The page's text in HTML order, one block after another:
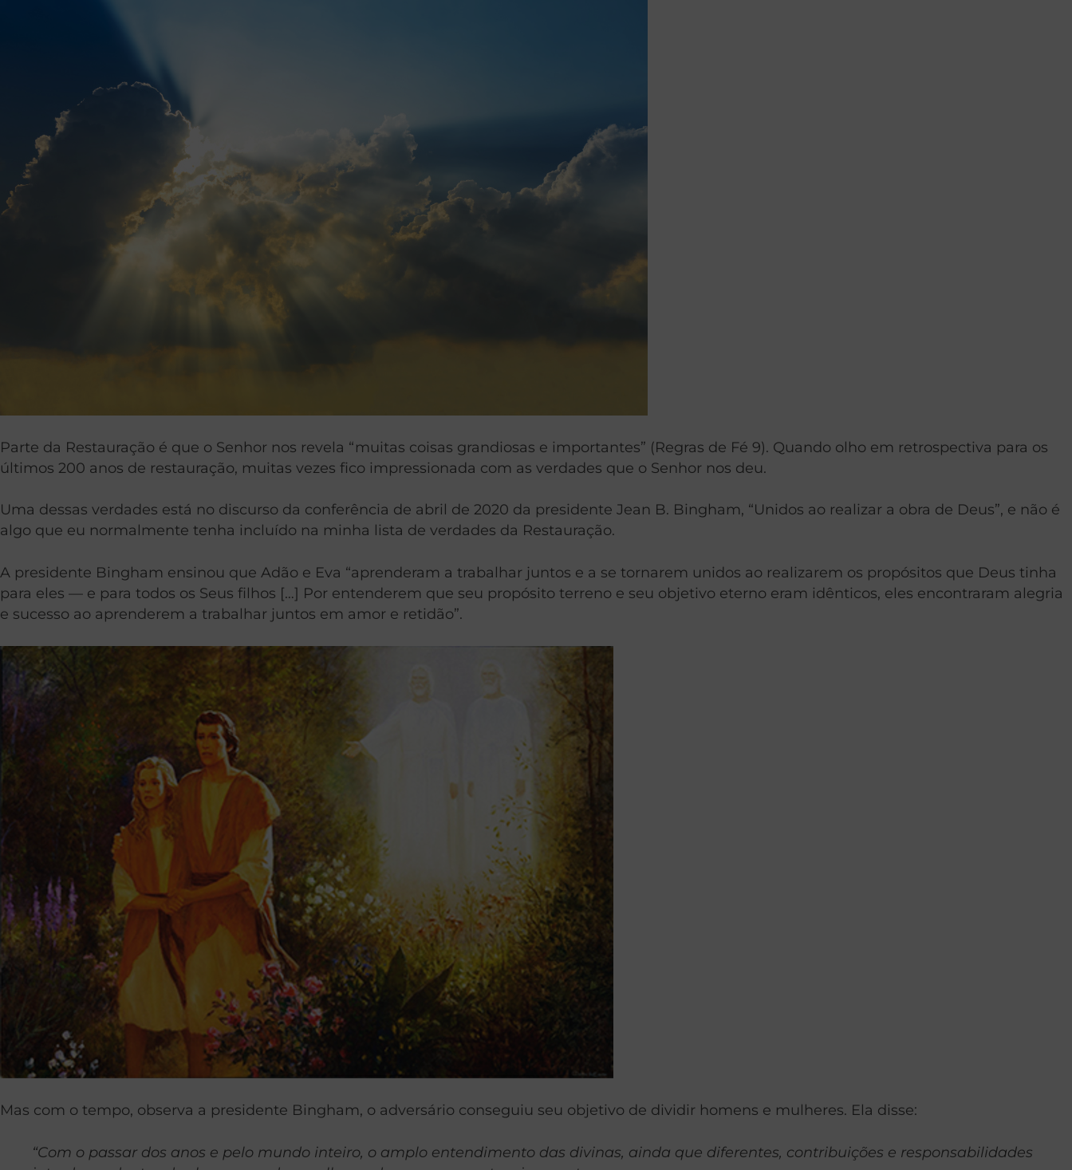
Parte da Restauração é que o Senhor nos revela “muitas coisas grandiosas e importantes” (Regras de Fé 9). Quando olho em retrospectiva para os
últimos 200 anos de restauração, muitas vezes fico impressionada com as verdades que o Senhor nos deu.
Uma dessas verdades está no discurso da conferência de abril de 2020 da presidente Jean B. Bingham, “Unidos ao realizar a obra de Deus”, e não é
algo que eu normalmente tenha incluído na minha lista de verdades da Restauração.
A presidente Bingham ensinou que Adão e Eva “aprenderam a trabalhar juntos e a se tornarem unidos ao realizarem os propósitos que Deus tinha
para eles — e para todos os Seus filhos […] Por entenderem que seu propósito terreno e seu objetivo eterno eram idênticos, eles encontraram alegria
e sucesso ao aprenderem a trabalhar juntos em amor e retidão”.
Mas com o tempo, observa a presidente Bingham, o adversário conseguiu seu objetivo de dividir homens e mulheres. Ela disse:
“Com o passar dos anos e pelo mundo inteiro, o amplo entendimento das divinas, ainda que diferentes, contribuições e responsabilidades